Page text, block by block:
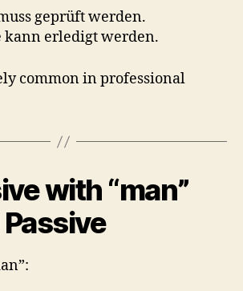
geprüft werden.
kann erledigt werden.
common in professional
with “man”